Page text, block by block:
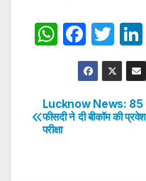
W
s
A
F
a
c
e
b
T
w
itt
er e
Post
navigation
Lucknow News: 85
फीसदी ने दी बीकॉम की प्रवेश
परीक्षा